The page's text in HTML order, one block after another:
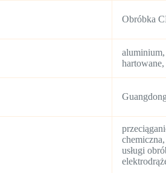
Obróbka
aluminium,
usługi